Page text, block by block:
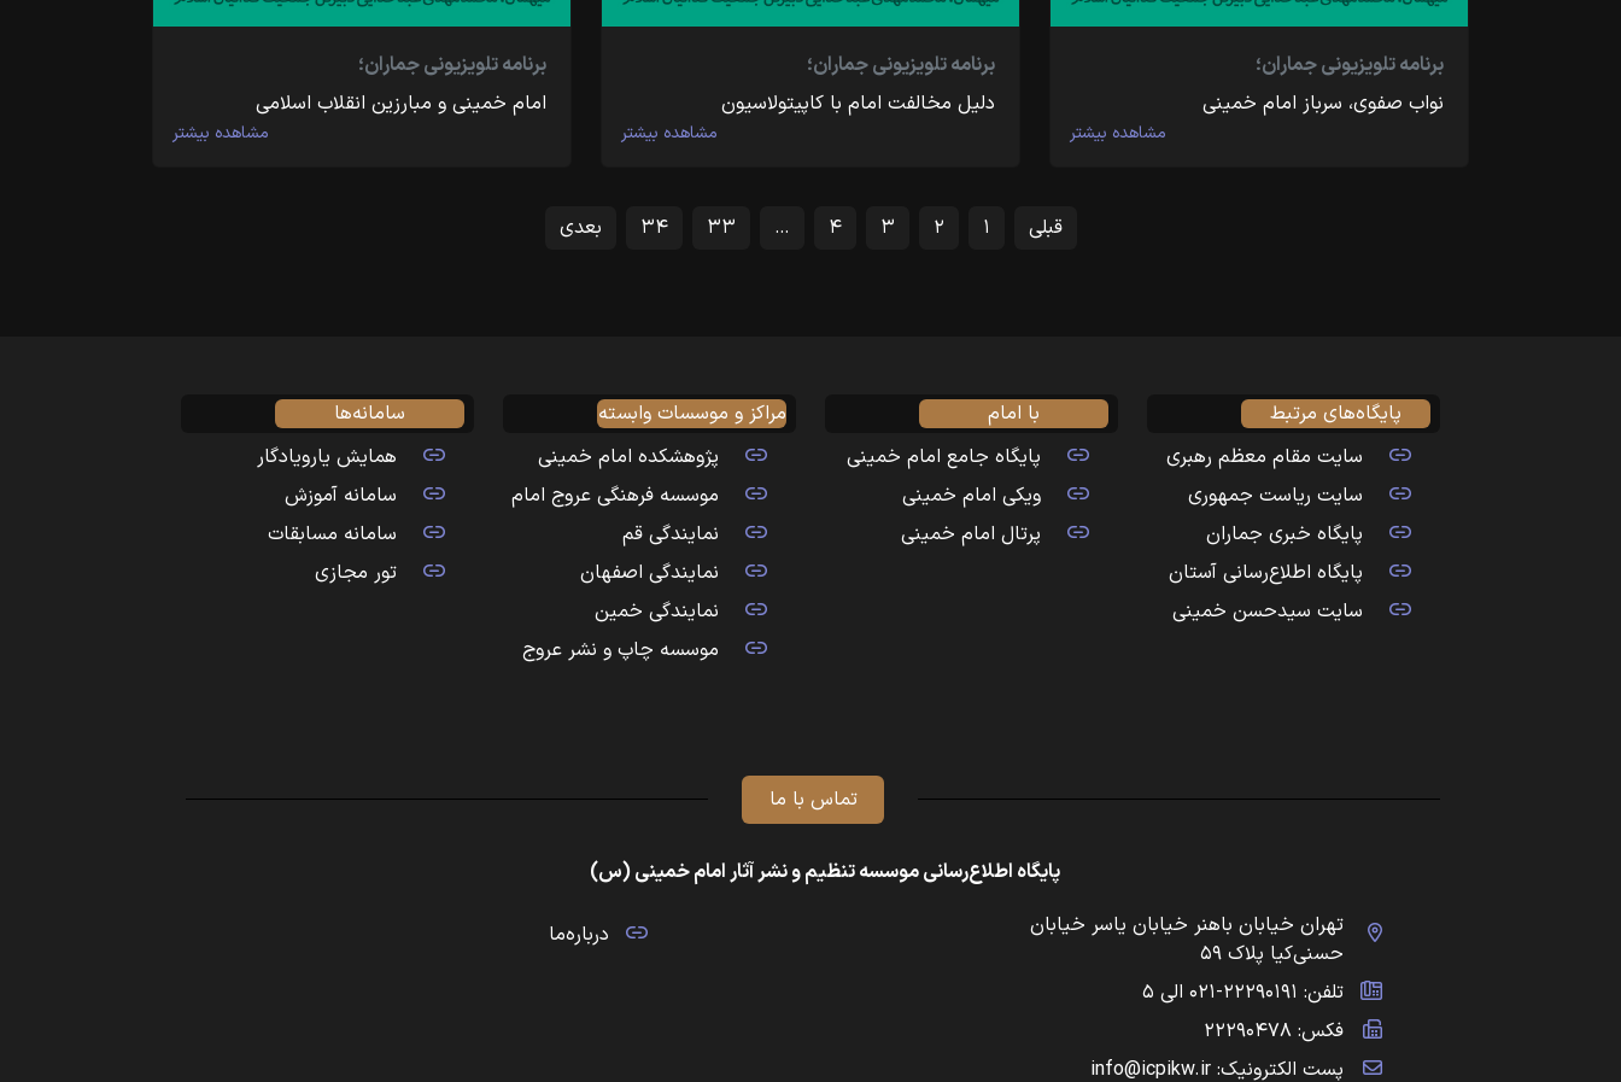
برنامه تلویزیونی جماران؛
نواب صفوی، سرباز امام خمینی
مشاهده بیشتر
برنامه تلویزیونی جماران؛
دلیل مخالفت امام با کاپیتولاسیون
مشاهده بیشتر
برنامه تلویزیونی جماران؛
امام خمینی و مبارزین انقلاب اسلامی
مشاهده بیشتر
قبلی ۱ ۲ ۳ ۴ … ۳۳ ۳۴ بعدی
پایگاه‌های مرتبط
سایت مقام معظم رهبری
سایت ریاست جمهوری
پایگاه خبری جماران
پایگاه اطلاع‌رسانی آستان
سایت سیدحسن خمینی
با امام
پایگاه جامع امام خمینی
ویکی امام خمینی
پرتال امام خمینی
مراکز و موسسات وابسته
پژوهشکده امام خمینی
موسسه فرهنگی عروج امام
نمایندگی قم
نمایندگی اصفهان
نمایندگی خمین
موسسه چاپ و نشر عروج
سامانه‌ها
همایش یارویادگار
سامانه آموزش
سامانه مسابقات
تور مجازی
تماس با ما
پایگاه اطلاع‌رسانی موسسه تنظیم و نشر آثار امام خمینی (س)
تهران خیابان باهنر خیابان یاسر خیابان
حسنی‌کیا پلاک ۵۹
تلفن: ۲۲۲۹۰۱۹۱-۰۲۱ الی ۵
فکس: ۲۲۲۹۰۴۷۸
پست الکترونیک: info@icpikw.ir
درباره‌ما